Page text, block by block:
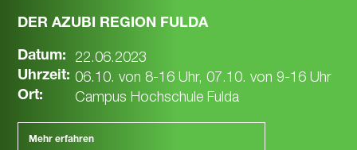
DER AZUBI REGION FULDA
Datum: 22.06.2023
Uhrzeit: 06.10. von 8-16 Uhr, 07.10. von 9-16 Uhr
Ort: Campus Hochschule Fulda
Mehr erfahren